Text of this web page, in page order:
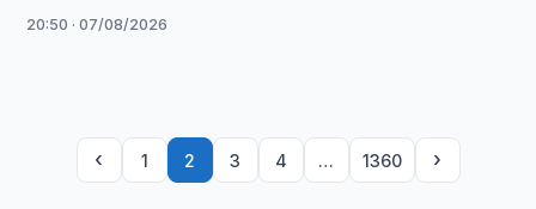
Restaurants" …
20:50 · 07/08/2026
‹ 1 2 3 4 … 1360 ›